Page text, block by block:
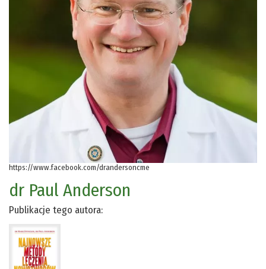
https://www.facebook.com/drandersoncme
dr Paul Anderson
Publikacje tego autora: